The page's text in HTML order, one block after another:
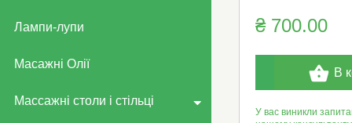
Лампи-лупи
Масажні Олії
Массажні столи і стільці
₴ 700.00
В
У вас виникли